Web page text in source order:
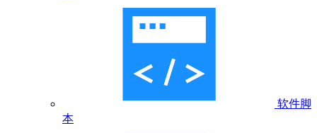
软件脚
本